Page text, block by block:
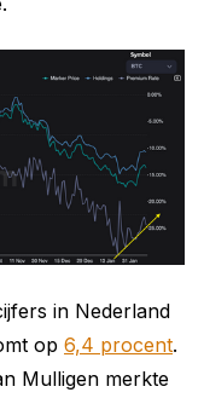
in Nederland
op 6,4 procent.
Mulligen merkte